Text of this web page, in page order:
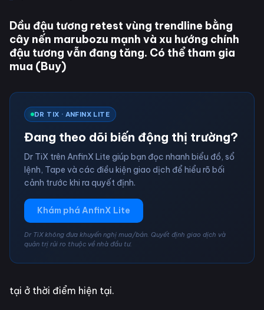
Dầu đậu tương retest vùng trendline bằng
cây nến marubozu mạnh và xu hướng chính
đậu tương vẫn đang tăng. Có thể tham gia
mua (Buy)
DR TIX · ANFINX LITE
Đang theo dõi biến động thị trường?
Dr TiX trên AnfinX Lite giúp bạn đọc nhanh biểu đồ, sổ
lệnh, Tape và các điều kiện giao dịch để hiểu rõ bối
cảnh trước khi ra quyết định.
Khám phá AnfinX Lite
Dr TiX không đưa khuyến nghị mua/bán. Quyết định giao dịch và
quản trị rủi ro thuộc về nhà đầu tư.
tại ở thời điểm hiện tại.